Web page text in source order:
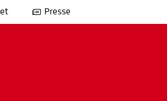
Presse